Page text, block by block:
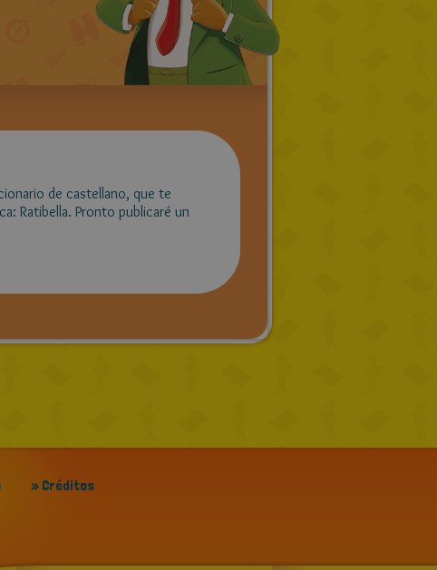
de castellano, que te
Ratibella. Pronto publicaré un
» Créditos